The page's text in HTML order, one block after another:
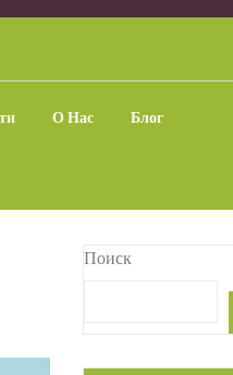
О Нас Блог
Поиск